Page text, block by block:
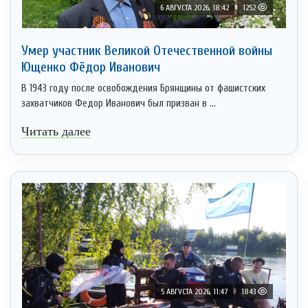
6 АВГУСТА 2026, 18:42 1252
Умер участник Великой Отечественной войны
Ющенко Фёдор Иванович
В 1943 году после освобождения Брянщины от фашистских
захватчиков Федор Иванович был призван в ...
Читать далее
5 АВГУСТА 2026, 11:47 1843